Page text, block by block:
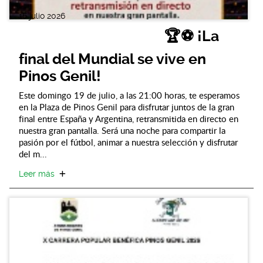
16 julio 2026
🏆⚽ ¡La
final del Mundial se vive en
Pinos Genil!
Este domingo 19 de julio, a las 21:00 horas, te esperamos
en la Plaza de Pinos Genil para disfrutar juntos de la gran
final entre España y Argentina, retransmitida en directo en
nuestra gran pantalla. Será una noche para compartir la
pasión por el fútbol, animar a nuestra selección y disfrutar
del m...
Leer más